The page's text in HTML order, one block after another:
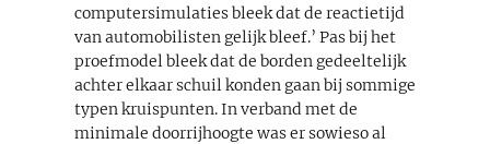
computersimulaties bleek dat de reactietijd
van automobilisten gelijk bleef.’ Pas bij het
proefmodel bleek dat de borden gedeeltelijk
achter elkaar schuil konden gaan bij sommige
typen kruispunten. In verband met de
minimale doorrijhoogte was er sowieso al